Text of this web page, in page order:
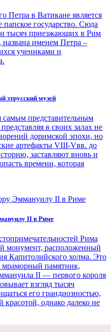
Петра в Ватикане является
государство. Сюда
тысяч приезжающих в Рим
именем Петра –
учениками и
этрусский музей
самым представительным
в своих залах не
доримской эпохи, но
артефакты VIII-Vвв. до
заставляют вновь и
времени, которая
II в Риме
Рима
монумент, расположенный
Капитолийского холма. Это
памятник,
II — первого короля
взгляд тысяч
его грандиозностью,
однако далеко не